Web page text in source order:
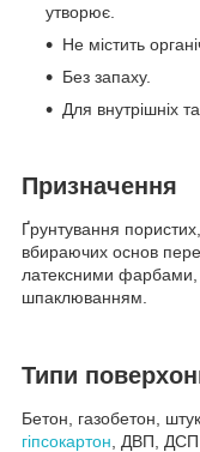
утворює.
Не містить
Без запаху.
Для внутрішніх
Призначення
Ґрунтування
вбираючих основ
латексними
шпаклюванням.
Типи
Бетон, газобетон,
гіпсокартон , ДВП, ДСП